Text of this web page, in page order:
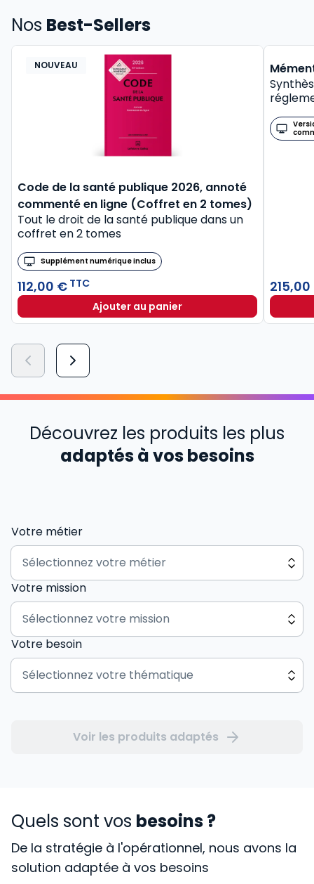
Nos Best-Sellers
NOUVEAU
Code de la santé publique 2026, annoté
commenté en ligne (Coffret en 2 tomes)
Tout le droit de la santé publique dans un
coffret en 2 tomes
Supplément numérique inclus
112,00 € TTC
Ajouter au panier
BEST-
Découvrez les produits les plus
adaptés à vos besoins
Votre métier
Votre mission
Votre besoin
Voir les produits adaptés
Quels sont vos besoins ?
De la stratégie à l'opérationnel, nous avons la
solution adaptée à vos besoins